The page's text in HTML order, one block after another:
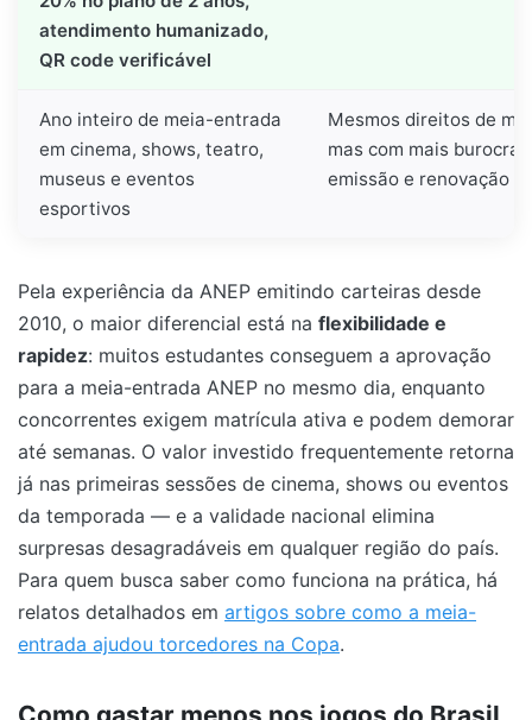
atendimento humanizado,
QR code verificável
Ano inteiro de meia-entrada
em cinema, shows, teatro,
museus e eventos
esportivos
Mesmos direitos de
mas com mais
emissão e renovação
Pela experiência da ANEP emitindo carteiras desde
2010, o maior diferencial está na flexibilidade e
rapidez: muitos estudantes conseguem a aprovação
para a meia-entrada ANEP no mesmo dia, enquanto
concorrentes exigem matrícula ativa e podem demorar
até semanas. O valor investido frequentemente retorna
já nas primeiras sessões de cinema, shows ou eventos
da temporada — e a validade nacional elimina
surpresas desagradáveis em qualquer região do país.
Para quem busca saber como funciona na prática, há
relatos detalhados em artigos sobre como a meia-
entrada ajudou torcedores na Copa.